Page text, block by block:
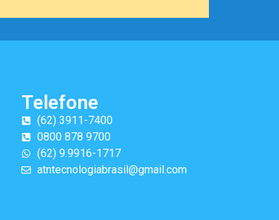
(62) 3911-7400
0800 878 9700
(62) 9.9916-1717
atntecnologiabrasil@gmail.com
Telefone